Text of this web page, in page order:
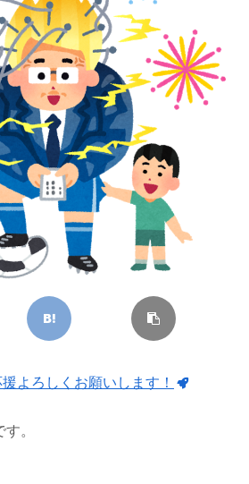
援よろしくお願いします！
。